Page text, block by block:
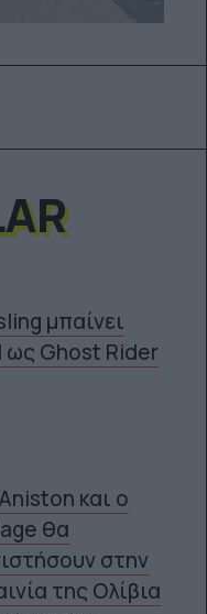
μπαίνει
ως Ghost Rider
και ο
θα
στην
της Ολίβια